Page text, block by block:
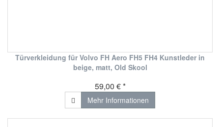
Türverkleidung für Volvo FH Aero FH5 FH4 Kunstleder in
beige, matt, Old Skool
59,00 € *
Mehr Informationen